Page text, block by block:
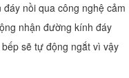
nồi qua công nghệ cảm
nhận đường kính đáy
sẽ tự động ngắt vì vậy